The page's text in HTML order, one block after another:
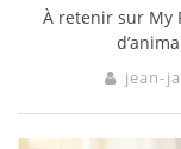
À retenir sur My
jean-